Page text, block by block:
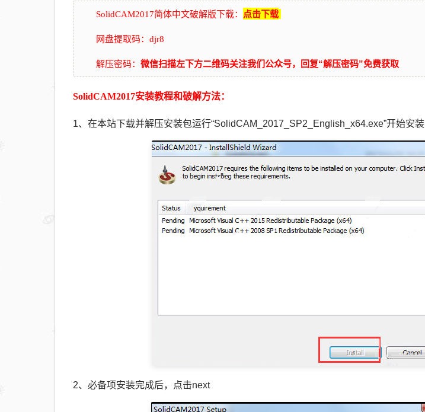
SolidCAM2017简体中文破解版下载： 点击下载
网盘提取码：djr8
解压密码： 微信扫描左下方二维码关注我们公众号，回复“解压密码”免费获取
SolidCAM2017安装教程和破解方法：
1、在本站下载并解压安装包运行“SolidCAM_2017_SP2_English_x64.exe”开始安装
2、必备项安装完成后，点击next